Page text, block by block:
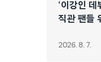
‘이강인 데
직관 팬들
2026. 8. 7.